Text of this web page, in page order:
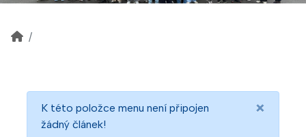
×
K této položce menu není připojen
žádný článek!